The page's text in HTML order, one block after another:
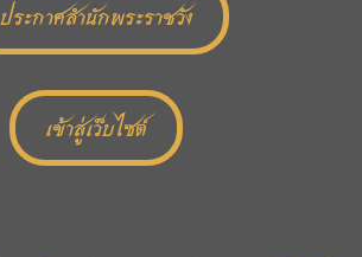
ประกาศสำนักพระราชวัง
เข้าสู่เว็บไซต์